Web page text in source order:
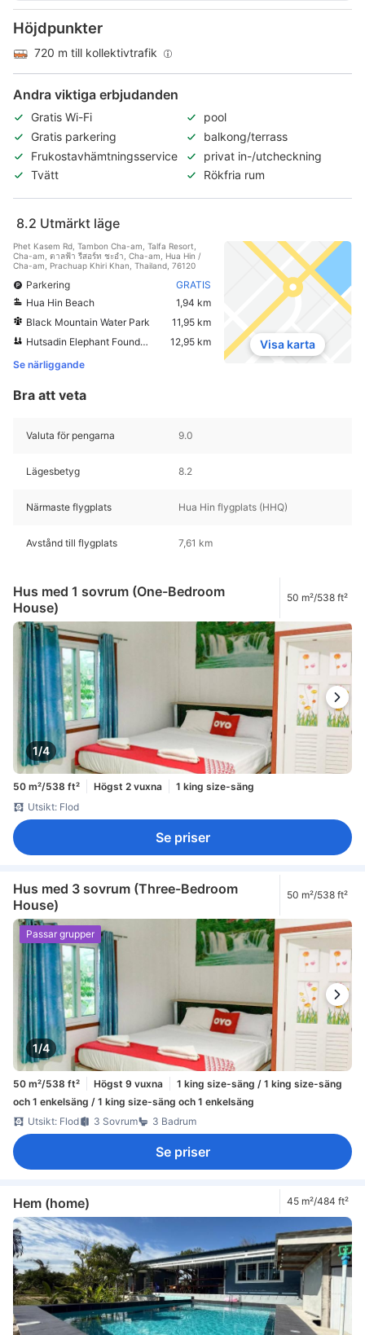
Höjdpunkter
720 m till kollektivtrafik
Andra viktiga erbjudanden
Gratis Wi-Fi
pool
Gratis parkering
balkong/terrass
Frukostavhämtningsservice
privat in-/utcheckning
Tvätt
Rökfria rum
8.2 Utmärkt läge
Phet Kasem Rd, Tambon Cha-am, Talfa Resort,
Cha-am, ตาลฟ้า รีสอร์ท ชะอำ, Cha-am, Hua Hin /
Cha-am, Prachuap Khiri Khan, Thailand, 76120
Parkering
GRATIS
Hua Hin Beach
1,94 km
Black Mountain Water Park
11,95 km
Hutsadin Elephant Foundation
12,95 km
Se närliggande
Visa karta
Bra att veta
Valuta för pengarna 9.0
Lägesbetyg 8.2
Närmaste flygplats Hua Hin flygplats (HHQ)
Avstånd till flygplats 7,61 km
Hus med 1 sovrum (One-Bedroom
House)
50 m²/538 ft²
1/4
50 m²/538 ft² Högst 2 vuxna
1 king size-säng
Utsikt: Flod
Se priser
Hus med 3 sovrum (Three-Bedroom
House)
50 m²/538 ft²
1/4
Passar grupper
50 m²/538 ft² Högst 9 vuxna
1 king size-säng / 1 king size-säng
och 1 enkelsäng / 1 king size-säng och 1 enkelsäng
Utsikt: Flod
3 Sovrum 3 Badrum
Se priser
Hem (home) 45 m²/484 ft²